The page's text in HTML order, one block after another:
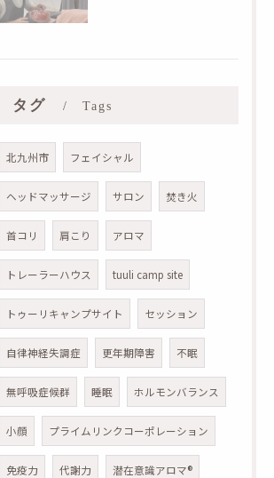
タグ Tags
北九州市 フェイシャル
ヘッドマッサージ サロン 焚き火
首コリ 肩こり アロマ
トレーラーハウス tuuli camp site
トゥーリキャンプサイト セッション
自律神経失調症 更年期障害 不眠
無呼吸症候群 睡眠 ホルモンバランス
小顔 プライムリンクコーポレーション
免疫力 代謝力 潜在意識アロマ®